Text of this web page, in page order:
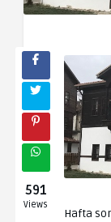
591
Views
Hafta